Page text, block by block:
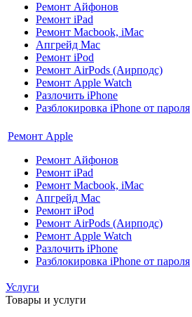
Ремонт Айфонов
Ремонт iPad
Ремонт Macbook, iMac
Апгрейд Mac
Ремонт iPod
Ремонт AirPods (Аирподс)
Ремонт Apple Watch
Разлочить iPhone
Разблокировка iPhone от пароля
Ремонт Apple
Ремонт Айфонов
Ремонт iPad
Ремонт Macbook, iMac
Апгрейд Mac
Ремонт iPod
Ремонт AirPods (Аирподс)
Ремонт Apple Watch
Разлочить iPhone
Разблокировка iPhone от пароля
Услуги
Товары и услуги